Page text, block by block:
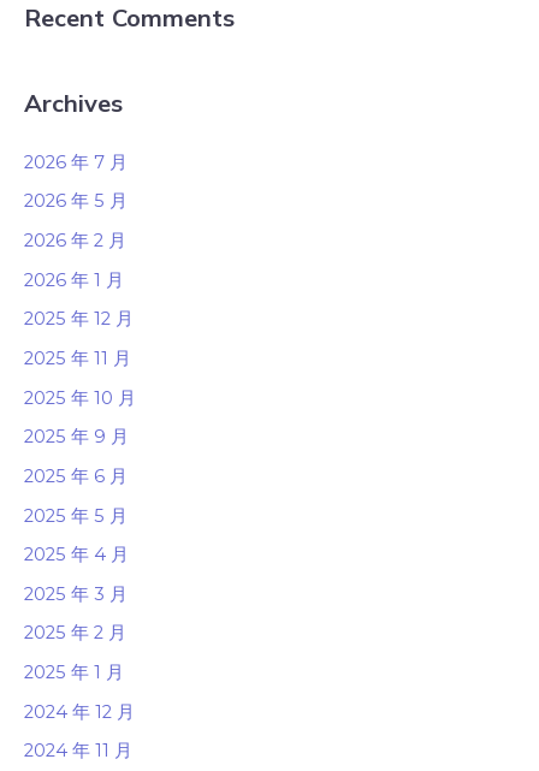
Recent Comments
Archives
2026 年 7 月
2026 年 5 月
2026 年 2 月
2026 年 1 月
2025 年 12 月
2025 年 11 月
2025 年 10 月
2025 年 9 月
2025 年 6 月
2025 年 5 月
2025 年 4 月
2025 年 3 月
2025 年 2 月
2025 年 1 月
2024 年 12 月
2024 年 11 月